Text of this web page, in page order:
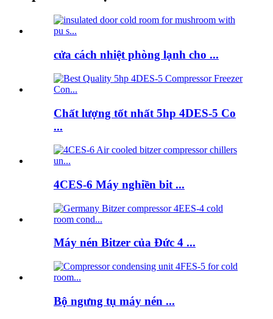
cửa cách nhiệt phòng lạnh cho ...
Chất lượng tốt nhất 5hp 4DES-5 Co
...
4CES-6 Máy nghiền bit ...
Máy nén Bitzer của Đức 4 ...
Bộ ngưng tụ máy nén ...